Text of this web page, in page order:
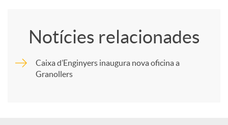
m
Notícies relacionades
Caixa d’Enginyers inaugura nova oficina a
Granollers